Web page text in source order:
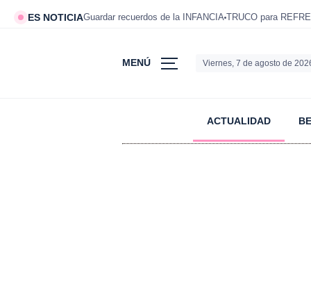
ES NOTICIAGuardar recuerdos de la INFANCIA TRUCO para
MENÚ Viernes, 7 de agosto de
ACTUALIDAD